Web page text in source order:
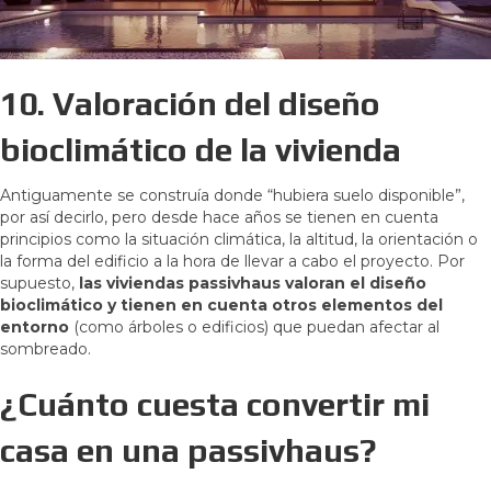
10. Valoración del diseño
bioclimático de la vivienda
Antiguamente se construía donde “hubiera suelo disponible”,
por así decirlo, pero desde hace años se tienen en cuenta
principios como la situación climática, la altitud, la orientación o
la forma del edificio a la hora de llevar a cabo el proyecto. Por
supuesto, las viviendas passivhaus valoran el diseño
bioclimático y tienen en cuenta otros elementos del
entorno (como árboles o edificios) que puedan afectar al
sombreado.
¿Cuánto cuesta convertir mi
casa en una passivhaus?